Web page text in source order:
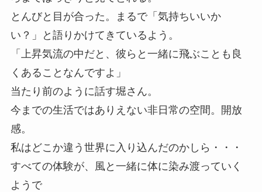
とんびと目が合った。まるで「気持ちいいか
い？」と語りかけてきているよう。
「上昇気流の中だと、彼らと一緒に飛ぶことも良
くあることなんですよ」
当たり前のように話す堀さん。
今までの生活ではありえない非日常の空間。開放
感。
私はどこか違う世界に入り込んだのかしら・・・
すべての体験が、風と一緒に体に染み渡っていく
ようで